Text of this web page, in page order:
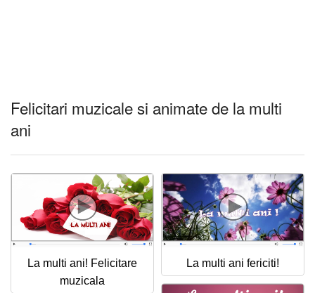
Felicitari muzicale si animate de la multi
ani
La multi ani! Felicitare
muzicala
La multi ani fericiti!